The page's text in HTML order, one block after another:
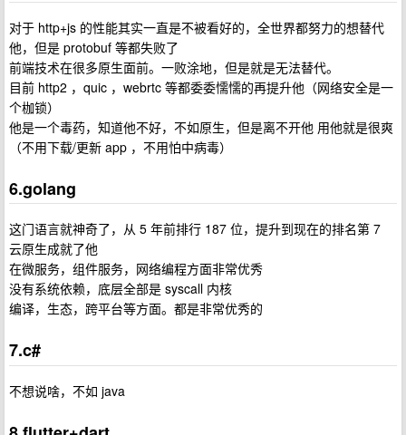
对于 http+js 的性能其实一直是不被看好的，全世界都努力的想替代
他，但是 protobuf 等都失败了
前端技术在很多原生面前。一败涂地，但是就是无法替代。
目前 http2 ，quic ，webrtc 等都委委懦懦的再提升他（网络安全是一
个枷锁）
他是一个毒药，知道他不好，不如原生，但是离不开他 用他就是很爽
（不用下载/更新 app ，不用怕中病毒）
6.golang
这门语言就神奇了，从 5 年前排行 187 位，提升到现在的排名第 7
云原生成就了他
在微服务，组件服务，网络编程方面非常优秀
没有系统依赖，底层全部是 syscall 内核
编译，生态，跨平台等方面。都是非常优秀的
7.c#
不想说啥，不如 java